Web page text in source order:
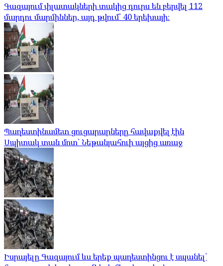
Գազայում փլատակների տակից դուրս են բերվել 112
մարդու մարմիններ, այդ թվում՝ 40 երեխայի։
Պաղեստինամետ ցուցարարները հավաքվել էին
Սպիտակ տան մոտ՝ Նեթանյահուի այցից առաջ
Իսրայելը Գազայում ևս երեք պաղեստինցու է սպանել՝